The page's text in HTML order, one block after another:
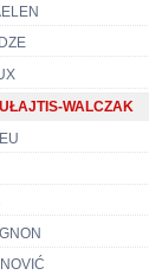
WALCZAK